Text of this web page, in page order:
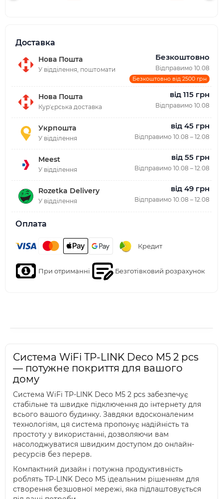
Доставка
Нова Пошта
У відділення, поштомати
Безкоштовно
Відправимо 10.08
Безкоштовно від 2500 грн
Нова Пошта
Курʼєрська доставка
від 115 грн
Відправимо 10.08
Укрпошта
У відділення
від 45 грн
Відправимо 10.08 – 12.08
Meest
У відділення
від 55 грн
Відправимо 10.08 – 12.08
Rozetka Delivery
У відділення
від 49 грн
Відправимо 10.08 – 12.08
Оплата
Кредит
При отриманні Безготівковий розрахунок
Система WiFi TP-LINK Deco M5 2 pcs
— потужне покриття для вашого
дому
Система WiFi TP-LINK Deco M5 2 pcs забезпечує
стабільне та швидке підключення до інтернету для
всього вашого будинку. Завдяки вдосконаленим
технологіям, ця система пропонує надійність та
простоту у використанні, дозволяючи вам
насолоджуватися швидким доступом до онлайн-
ресурсів без перерв.
Компактний дизайн і потужна продуктивність
роблять TP-LINK Deco M5 ідеальним рішенням для
створення безшовної мережі, яка підлаштовується